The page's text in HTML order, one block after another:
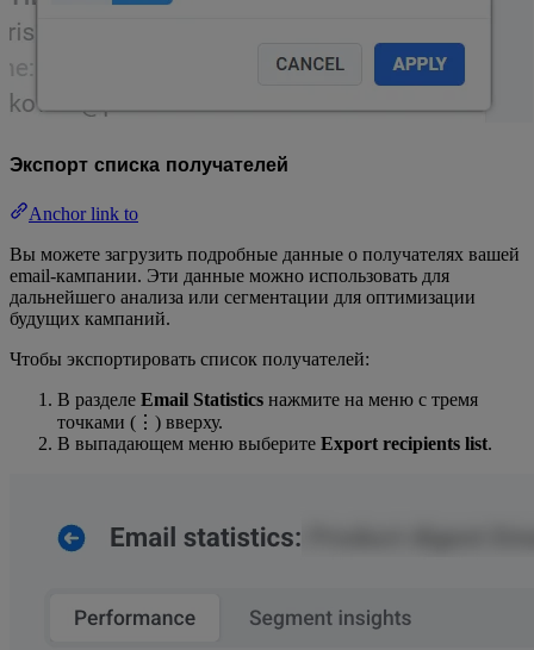
Экспорт списка получателей
Anchor link to
Вы можете загрузить подробные данные о получателях вашей
email-кампании. Эти данные можно использовать для
дальнейшего анализа или сегментации для оптимизации
будущих кампаний.
Чтобы экспортировать список получателей:
В разделе Email Statistics нажмите на меню с тремя
точками (⋮) вверху.
В выпадающем меню выберите Export recipients list.